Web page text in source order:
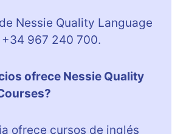
Nessie Quality Language
+34 967 240 700.
ofrece Nessie Quality
ofrece cursos de inglés